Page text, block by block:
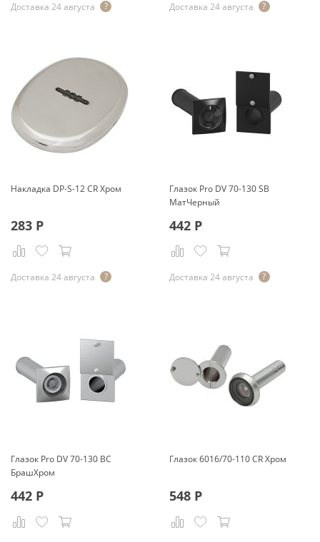
Доставка 24 августа Доставка 24 августа
Накладка DP-S-12 CR Хром
283 Р
Доставка 24 августа
Глазок Pro DV 70-130 SB
МатЧерный
442Р
Доставка 24 августа
Глазок Pro DV 70-130 BС
БрашХром
442 Р
Глазок 6016/70-110 CR Хром
548Р